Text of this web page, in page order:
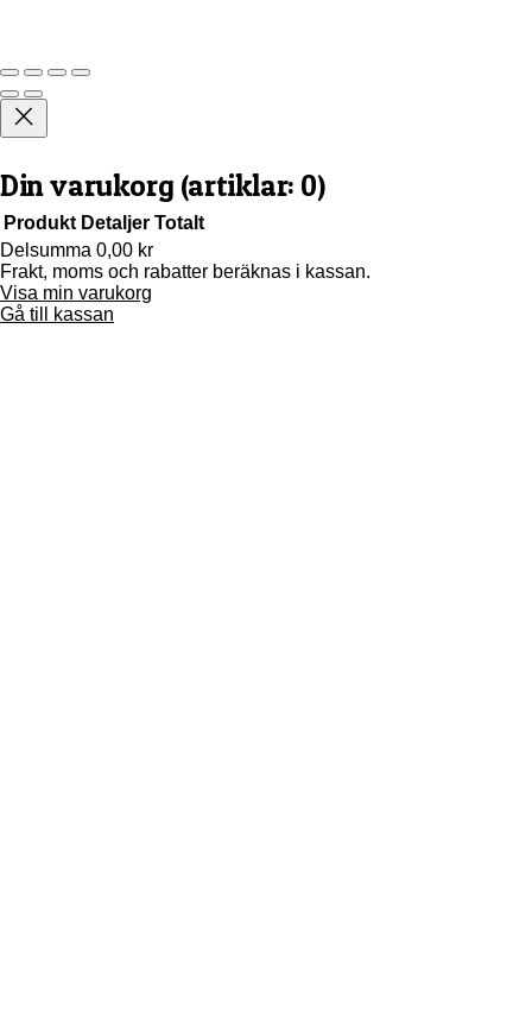
Din varukorg (artiklar: 0)
Produkter
i
Produkt Detaljer Totalt
Delsumma 0,00 kr
Frakt, moms och rabatter beräknas i kassan.
Visa min varukorg
Gå till kassan